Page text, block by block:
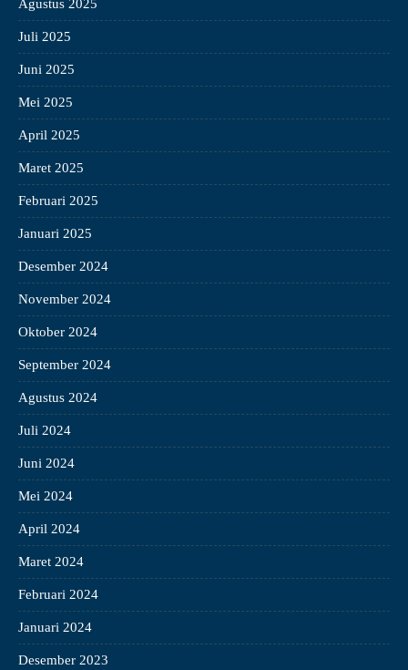
Agustus 2025
Juli 2025
Juni 2025
Mei 2025
April 2025
Maret 2025
Februari 2025
Januari 2025
Desember 2024
November 2024
Oktober 2024
September 2024
Agustus 2024
Juli 2024
Juni 2024
Mei 2024
April 2024
Maret 2024
Februari 2024
Januari 2024
Desember 2023